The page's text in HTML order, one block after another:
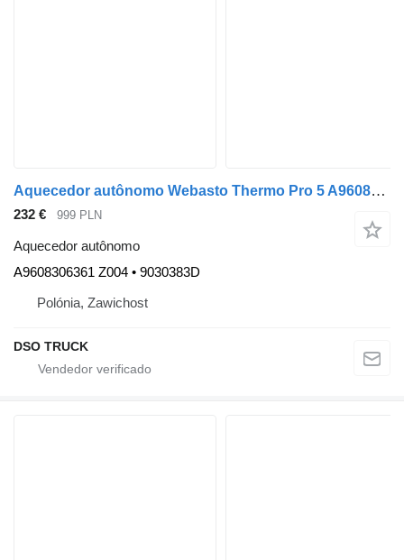
Aquecedor autônomo Webasto Thermo Pro 5 A9608306361 para camião Mercedes-Benz
232 € 999 PLN
Aquecedor autônomo
A9608306361 Z004 • 9030383D
Polónia, Zawichost
DSO TRUCK